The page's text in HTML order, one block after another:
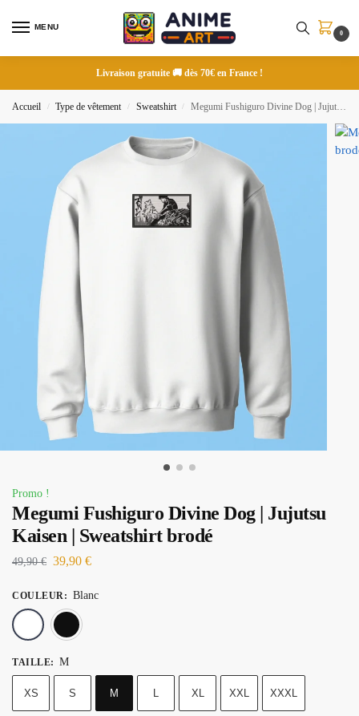
MENU
0
Livraison gratuite 🚚 dès 70€ en France !
Accueil / Type de vêtement / Sweatshirt / Megumi Fushiguro Divine Dog | Jujutsu Kaisen | Sweatshirt brodé
Promo !
Megumi Fushiguro Divine Dog | Jujutsu
Kaisen | Sweatshirt brodé
49,90€ 39,90 €
COULEUR : Blanc
TAILLE: M
XS S M L XL XXL XXXL